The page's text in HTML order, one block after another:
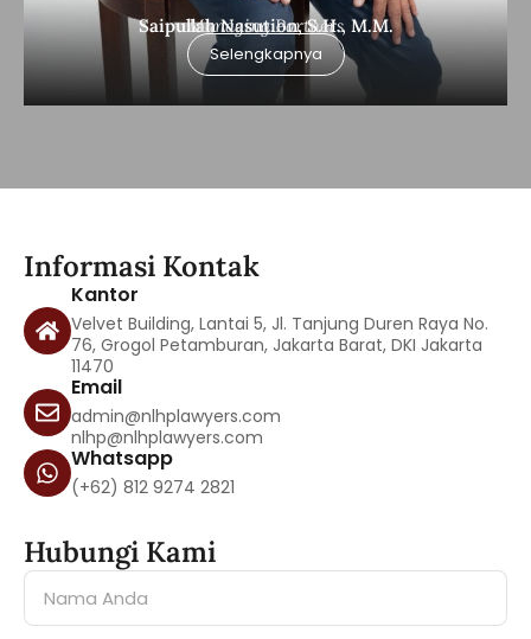
Saipullah Nasution, S.H., M.M.
Managing Partners
Selengkapnya
Informasi Kontak
Kantor
Velvet Building, Lantai 5, Jl. Tanjung Duren Raya No.
76, Grogol Petamburan, Jakarta Barat, DKI Jakarta
11470
Email
admin@nlhplawyers.com
nlhp@nlhplawyers.com
Whatsapp
(+62) 812 9274 2821
Hubungi Kami